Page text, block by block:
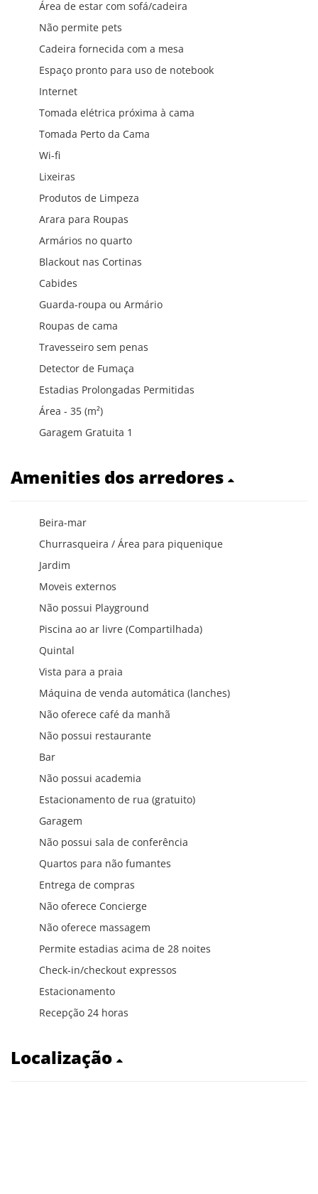
Área de estar com sofá/cadeira
Não permite pets
Cadeira fornecida com a mesa
Espaço pronto para uso de notebook
Internet
Tomada elétrica próxima à cama
Tomada Perto da Cama
Wi-fi
Lixeiras
Produtos de Limpeza
Arara para Roupas
Armários no quarto
Blackout nas Cortinas
Cabides
Guarda-roupa ou Armário
Roupas de cama
Travesseiro sem penas
Detector de Fumaça
Estadias Prolongadas Permitidas
Área - 35 (m²)
Garagem Gratuita 1
Amenities dos arredores
Beira-mar
Churrasqueira / Área para piquenique
Jardim
Moveis externos
Não possui Playground
Piscina ao ar livre (Compartilhada)
Quintal
Vista para a praia
Máquina de venda automática (lanches)
Não oferece café da manhã
Não possui restaurante
Bar
Não possui academia
Estacionamento de rua (gratuito)
Garagem
Não possui sala de conferência
Quartos para não fumantes
Entrega de compras
Não oferece Concierge
Não oferece massagem
Permite estadias acima de 28 noites
Check-in/checkout expressos
Estacionamento
Recepção 24 horas
Localização